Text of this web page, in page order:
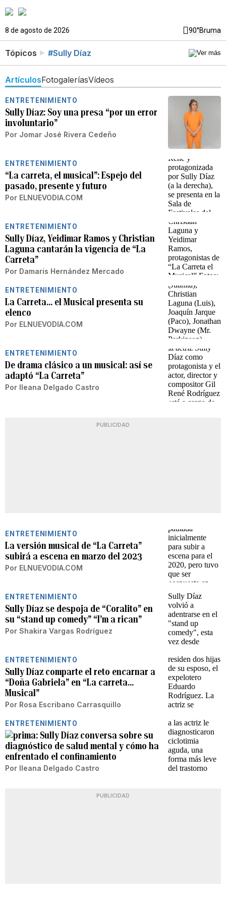
8 de agosto de 2026 90°Bruma
Tópicos #Sully Díaz
ArtículosFotogaleríasVídeos
ENTRETENIMIENTO
Sully Díaz: Soy una presa “por un error
involuntario”
Por Jomar José Rivera Cedeño
ENTRETENIMIENTO
“La carreta, el musical”: Espejo del
pasado, presente y futuro
Por ELNUEVODIA.COM
ENTRETENIMIENTO
Sully Díaz, Yeidimar Ramos y Christian
Laguna cantarán la vigencia de “La
Carreta”
Por Damaris Hernández Mercado
ENTRETENIMIENTO
La Carreta… el Musical presenta su
elenco
Por ELNUEVODIA.COM
ENTRETENIMIENTO
De drama clásico a un musical: así se
adaptó “La Carreta”
Por Ileana Delgado Castro
PUBLICIDAD
ENTRETENIMIENTO
La versión musical de “La Carreta”
subirá a escena en marzo del 2023
Por ELNUEVODIA.COM
ENTRETENIMIENTO
Sully Díaz se despoja de “Coralito” en
su “stand up comedy” “I’m a rican”
Por Shakira Vargas Rodríguez
ENTRETENIMIENTO
Sully Díaz comparte el reto encarnar a
“Doña Gabriela” en “La carreta...
Musical”
Por Rosa Escribano Carrasquillo
ENTRETENIMIENTO
Sully Díaz conversa sobre su
diagnóstico de salud mental y cómo ha
enfrentado el confinamiento
Por Ileana Delgado Castro
PUBLICIDAD